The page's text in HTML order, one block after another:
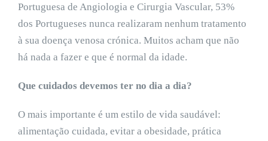
Portuguesa de Angiologia e Cirurgia Vascular, 53%
dos Portugueses nunca realizaram nenhum tratamento
à sua doença venosa crónica. Muitos acham que não
há nada a fazer e que é normal da idade.
Que cuidados devemos ter no dia a dia?
O mais importante é um estilo de vida saudável:
alimentação cuidada, evitar a obesidade, prática